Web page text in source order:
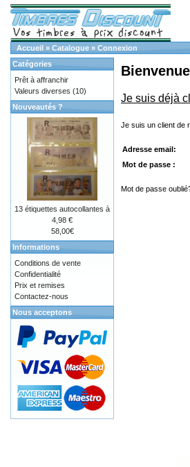
Accueil » Catalogue » Connexion
Je suis déjà
Je suis un client de
Adresse email:
Mot de passe :
Mot de passe
Catégories
Prêt à affranchir
Valeurs diverses (10)
Nouveautés ?
13 étiquettes autocollantes à
4,98 €
58,00€
Informations
Conditions de vente
Confidentialité
Prix et remises
Contactez-nous
Nous acceptons